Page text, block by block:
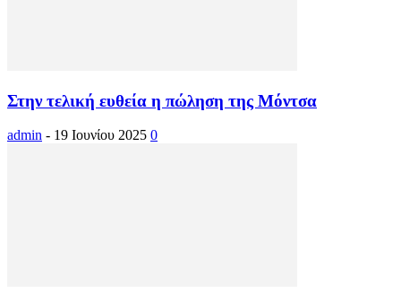
Στην τελική ευθεία η πώληση της Μόντσα
admin - 19 Ιουνίου 2025 0